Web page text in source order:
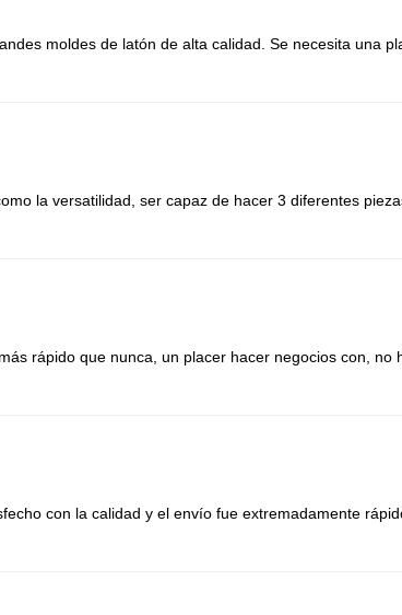
moldes de latón de alta calidad. Se necesita una
la versatilidad, ser capaz de hacer 3 diferentes
rápido que nunca, un placer hacer negocios con,
con la calidad y el envío fue extremadamente